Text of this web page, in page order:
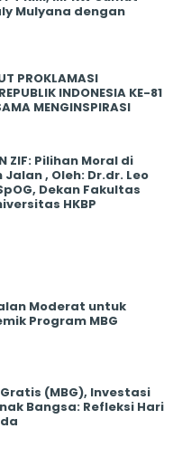
Mulyana dengan
PROKLAMASI
INDONESIA KE-81
MENGINSPIRASI
ZIF: Pilihan Moral di
, Oleh: Dr.dr. Leo
Dekan Fakultas
HKBP
Moderat untuk
Program MBG
(MBG), Investasi
Bangsa: Refleksi Hari